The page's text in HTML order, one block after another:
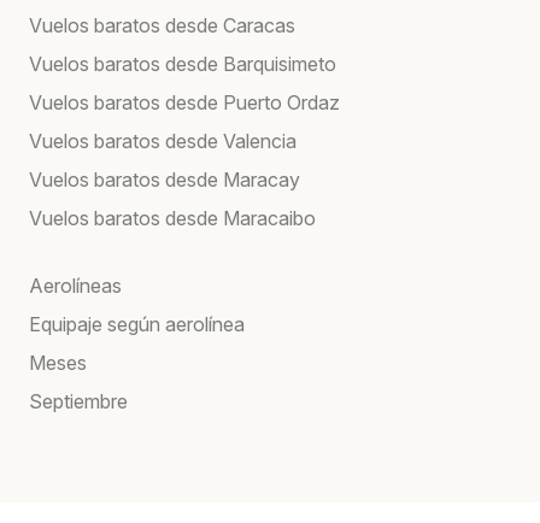
Vuelos baratos desde Caracas
Vuelos baratos desde Barquisimeto
Vuelos baratos desde Puerto Ordaz
Vuelos baratos desde Valencia
Vuelos baratos desde Maracay
Vuelos baratos desde Maracaibo
Aerolíneas
Equipaje según aerolínea
Meses
Septiembre